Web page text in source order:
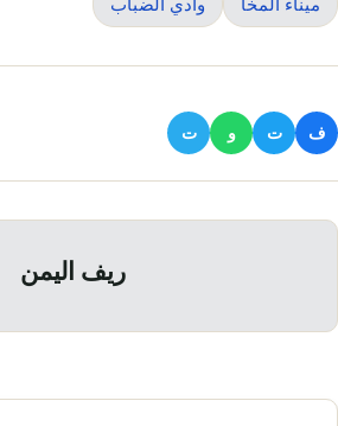
ف ت و ت
ريف اليمن